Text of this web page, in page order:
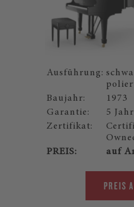
Ausführung:
Baujahr:
1973
Garantie:
5
Zertifikat:
PREIS:
auf
PREIS